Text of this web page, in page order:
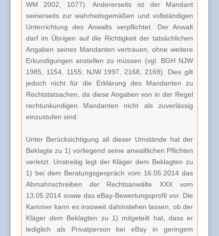
WM 2002, 1077). Andererseits ist der Mandant
seinerseits zur wahrheitsgemäßen und vollständigen
Unterrichtung des Anwalts verpflichtet. Der Anwalt
darf im Übrigen auf die Richtigkeit der tatsächlichen
Angaben seines Mandanten vertrauen, ohne weitere
Erkundigungen anstellen zu müssen (vgl. BGH NJW
1985, 1154, 1155; NJW 1997, 2168, 2169). Dies gilt
jedoch nicht für die Erklärung des Mandanten zu
Rechtstatsachen, da diese Angaben von in der Regel
rechtunkundigen Mandanten nicht als zuverlässig
einzustufen sind.
Unter Berücksichtigung all dieser Umstände hat der
Beklagte zu 1) vorliegend seine anwaltlichen Pflichten
verletzt. Unstreitig legt der Kläger dem Beklagten zu
1) bei dem Beratungsgespräch vom 16.05.2014 das
Abmahnschreiben der Rechtsanwälte XXX vom
13.05.2014 sowie das eBay-Bewertungsprofil vor. Die
Kammer kann es insoweit dahinstehen lassen, ob der
Kläger dem Beklagten zu 1) mitgeteilt hat, dass er
lediglich als Privatperson bei eBay in geringem